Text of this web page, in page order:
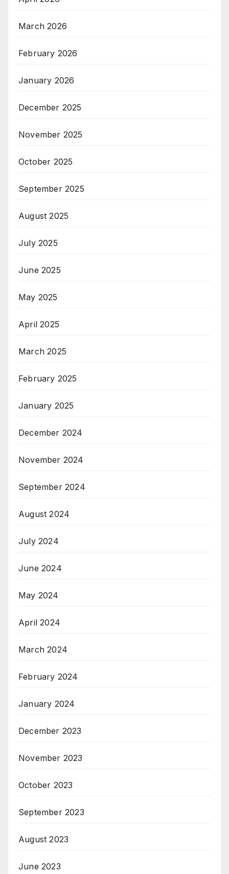
March 2026
February 2026
January 2026
December 2025
November 2025
October 2025
September 2025
August 2025
July 2025
June 2025
May 2025
April 2025
March 2025
February 2025
January 2025
December 2024
November 2024
September 2024
August 2024
July 2024
June 2024
May 2024
April 2024
March 2024
February 2024
January 2024
December 2023
November 2023
October 2023
September 2023
August 2023
June 2023